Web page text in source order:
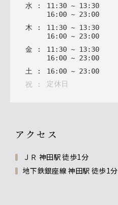
水 : 11 : 30 ~ 13: 30
16: 00 ~ 23: 00
木 : 11 : 30 ~ 13: 30
16: 00 ~ 23: 00
金 : 11 : 30 ~ 13: 30
16: 00 ~ 23: 00
土 : 16: 00 ~ 23: 00
祝 : 定休日
アクセス
ＪＲ 神田駅 徒歩1分
地下鉄銀座線 神田駅 徒歩1分